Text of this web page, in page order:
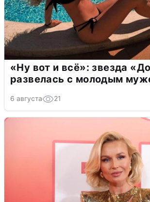
«Ну вот и всё»: звезда
развелась с молодым
6 августа 21